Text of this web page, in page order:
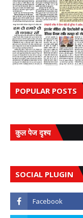
POPULAR POSTS
कुल पेज दृश्य
SOCIAL PLUGIN